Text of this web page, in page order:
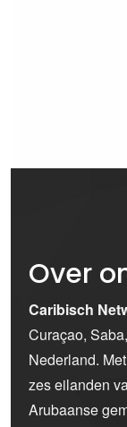
Over
Caribisch
Curaçao,
Nederland.
zes eilanden
Arubaanse